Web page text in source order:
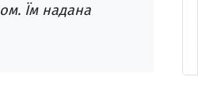
Їм надана